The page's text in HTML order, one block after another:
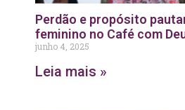
Perdão e propósito
feminino no Café com
junho 4, 2025
Leia mais »